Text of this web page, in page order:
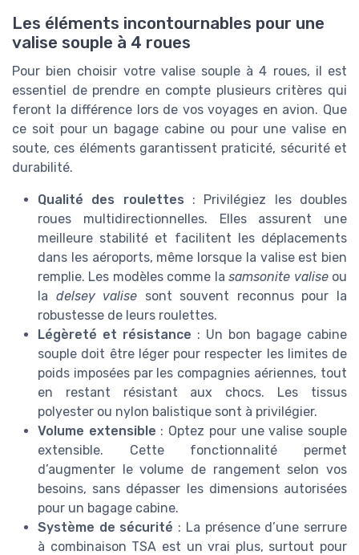
Les éléments incontournables pour une
valise souple à 4 roues
Pour bien choisir votre valise souple à 4 roues, il est
essentiel de prendre en compte plusieurs critères qui
feront la différence lors de vos voyages en avion. Que
ce soit pour un bagage cabine ou pour une valise en
soute, ces éléments garantissent praticité, sécurité et
durabilité.
Qualité des roulettes : Privilégiez les doubles
roues multidirectionnelles. Elles assurent une
meilleure stabilité et facilitent les déplacements
dans les aéroports, même lorsque la valise est bien
remplie. Les modèles comme lasamsonite valiseou
la delsey valise sont souvent reconnus pour la
robustesse de leurs roulettes.
Légèreté et résistance : Un bon bagage cabine
souple doit être léger pour respecter les limites de
poids imposées par les compagnies aériennes, tout
en restant résistant aux chocs. Les tissus
polyester ou nylon balistique sont à privilégier.
Volume extensible : Optez pour une valise souple
extensible. Cette fonctionnalité permet
d’augmenter le volume de rangement selon vos
besoins, sans dépasser les dimensions autorisées
pour un bagage cabine.
Système de sécurité : La présence d’une serrure
à combinaison TSA est un vrai plus, surtout pour